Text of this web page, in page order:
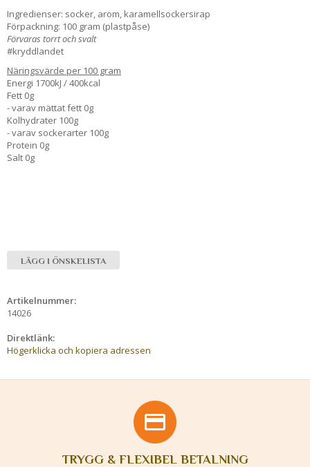
Ingredienser: socker, arom, karamellsockersirap
Förpackning: 100 gram (plastpåse)
Förvaras torrt och svalt
#kryddlandet
Näringsvärde per 100 gram
Energi 1700kJ / 400kcal
Fett 0g
- varav mättat fett 0g
Kolhydrater 100g
- varav sockerarter 100g
Protein 0g
Salt 0g
LÄGG I ÖNSKELISTA
Artikelnummer:
14026
Direktlänk:
Högerklicka och kopiera adressen
TRYGG & FLEXIBEL BETALNING